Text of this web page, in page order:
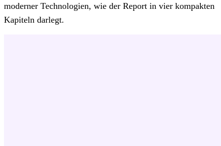
moderner Technologien, wie der Report in vier kompakten
Kapiteln darlegt.